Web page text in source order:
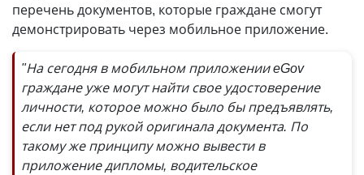
перечень документов, которые граждане смогут
демонстрировать через мобильное приложение.
"На сегодня в мобильном приложении eGov
граждане уже могут найти свое удостоверение
личности, которое можно было бы предъявлять,
если нет под рукой оригинала документа. По
такому же принципу можно вывести в
приложение дипломы, водительское